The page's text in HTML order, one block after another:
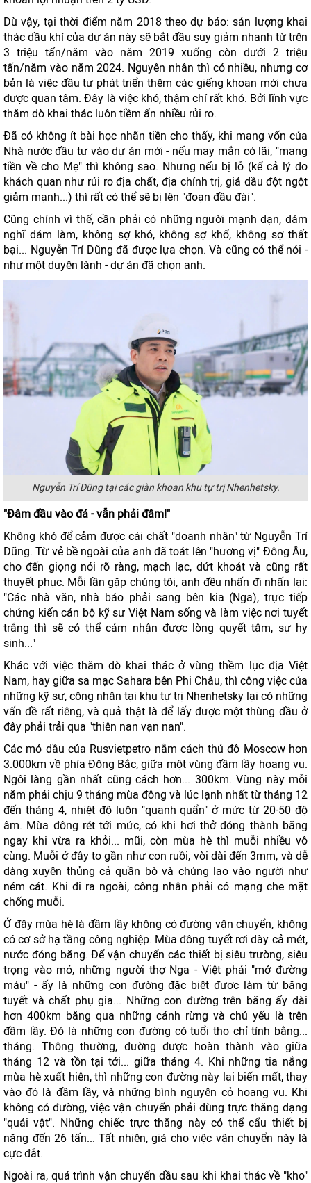
Dù vậy, tại thời điểm năm 2018 theo dự báo: sản lượng khai
thác dầu khí của dự án này sẽ bắt đầu suy giảm nhanh từ trên
3 triệu tấn/năm vào năm 2019 xuống còn dưới 2 triệu
tấn/năm vào năm 2024. Nguyên nhân thì có nhiều, nhưng cơ
bản là việc đầu tư phát triển thêm các giếng khoan mới chưa
được quan tâm. Đây là việc khó, thậm chí rất khó. Bởi lĩnh vực
thăm dò khai thác luôn tiềm ẩn nhiều rủi ro.
Đã có không ít bài học nhãn tiền cho thấy, khi mang vốn của
Nhà nước đầu tư vào dự án mới - nếu may mắn có lãi, "mang
tiền về cho Mẹ" thì không sao. Nhưng nếu bị lỗ (kể cả lý do
khách quan như rủi ro địa chất, địa chính trị, giá dầu đột ngột
giảm mạnh...) thì rất có thể sẽ bị lên "đoạn đầu đài".
Cũng chính vì thế, cần phải có những người mạnh dạn, dám
nghĩ dám làm, không sợ khó, không sợ khổ, không sợ thất
bại... Nguyễn Trí Dũng đã được lựa chọn. Và cũng có thể nói -
như một duyên lành - dự án đã chọn anh.
Nguyễn Trí Dũng tại các giàn khoan khu tự trị Nhenhetsky.
"Đâm đầu vào đá - vẫn phải đâm!"
Không khó để cảm được cái chất "doanh nhân" từ Nguyễn Trí
Dũng. Từ vẻ bề ngoài của anh đã toát lên "hương vị" Đông Âu,
cho đến giọng nói rõ ràng, mạch lạc, dứt khoát và cũng rất
thuyết phục. Mỗi lần gặp chúng tôi, anh đều nhấn đi nhấn lại:
"Các nhà văn, nhà báo phải sang bên kia (Nga), trực tiếp
chứng kiến cán bộ kỹ sư Việt Nam sống và làm việc nơi tuyết
trắng thì sẽ có thể cảm nhận được lòng quyết tâm, sự hy
sinh..."
Khác với việc thăm dò khai thác ở vùng thềm lục địa Việt
Nam, hay giữa sa mạc Sahara bên Phi Châu, thì công việc của
những kỹ sư, công nhân tại khu tự trị Nhenhetsky lại có những
vấn đề rất riêng, và quả thật là để lấy được một thùng dầu ở
đây phải trải qua "thiên nan vạn nan".
Các mỏ dầu của Rusvietpetro nằm cách thủ đô Moscow hơn
3.000km về phía Đông Bắc, giữa một vùng đầm lầy hoang vu.
Ngôi làng gần nhất cũng cách hơn... 300km. Vùng này mỗi
năm phải chịu 9 tháng mùa đông và lúc lạnh nhất từ tháng 12
đến tháng 4, nhiệt độ luôn "quanh quẩn" ở mức từ 20-50 độ
âm. Mùa đông rét tới mức, có khi hơi thở đóng thành băng
ngay khi vừa ra khỏi... mũi, còn mùa hè thì muỗi nhiều vô
cùng. Muỗi ở đây to gần như con ruồi, vòi dài đến 3mm, và dễ
dàng xuyên thủng cả quần bò và chúng lao vào người như
ném cát. Khi đi ra ngoài, công nhân phải có mạng che mặt
chống muỗi.
Ở đây mùa hè là đầm lầy không có đường vận chuyển, không
có cơ sở hạ tầng công nghiệp. Mùa đông tuyết rơi dày cả mét,
nước đóng băng. Để vận chuyển các thiết bị siêu trường, siêu
trọng vào mỏ, những người thợ Nga - Việt phải "mở đường
máu" - ấy là những con đường đặc biệt được làm từ băng
tuyết và chất phụ gia... Những con đường trên băng ấy dài
hơn 400km băng qua những cánh rừng và chủ yếu là trên
đầm lầy. Đó là những con đường có tuổi thọ chỉ tính bằng...
tháng. Thông thường, đường được hoàn thành vào giữa
tháng 12 và tồn tại tới... giữa tháng 4. Khi những tia nắng
mùa hè xuất hiện, thì những con đường này lại biến mất, thay
vào đó là đầm lầy, và những bình nguyên cỏ hoang vu. Khi
không có đường, việc vận chuyển phải dùng trực thăng dạng
"quái vật". Những chiếc trực thăng này có thể cẩu thiết bị
nặng đến 26 tấn... Tất nhiên, giá cho việc vận chuyển này là
cực đắt.
Ngoài ra, quá trình vận chuyển dầu sau khi khai thác về "kho"